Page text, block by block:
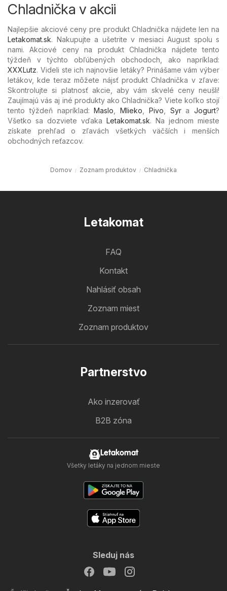
Chladnička v akcii
Najlepšie akciové ceny pre produkt Chladnička nájdete len na
Letakomat.sk. Nakupujte a ušetrite v mesiaci August spolu s
nami. Akciové ceny na produkt Chladnička nájdete tento
týždeň v týchto obľúbených obchodoch, ako napríklad:
XXXLutz. Videli ste ich najnovšie letáky? Prinášame vám výber
letákov, kde teraz môžete nájsť produkt Chladnička v zľave:
Skontrolujte si platnosť akcie, aby vám skvelé ceny neušli!
Zaujímajú vás aj iné produkty ako Chladnička? Viete koľko stojí
tento týždeň napríklad:Maslo Mlieko Pivo Syra Jogurt?
Všetko sa dozviete vďaka Letakomat.sk. Na jednom mieste
získate prehľad o zľavách všetkých väčších i menších
obchodných reťazcov.
Domov Zoznam produktov Chladnička
Letakomat
FAQ
Kontakt
Nahlásiť obsah
Zoznam miest
Zoznam produktov
Partnerstvo
Ako inzerovať
B2B zóna
Letakomat
Všetky letáky na jednom mieste
Sleduj nás